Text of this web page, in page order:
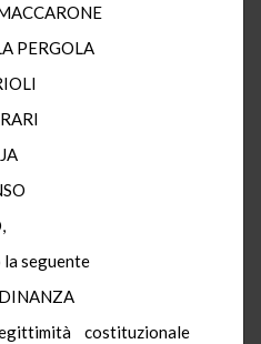
PERGOLA
seguente
costituzionale